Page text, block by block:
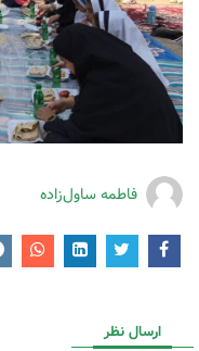
فاطمه ساول‌زاده
ارسال نظر